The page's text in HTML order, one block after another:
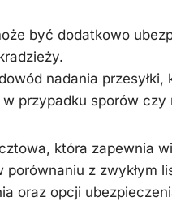
być dodatkowo
nadania przesyłki,
przypadku sporów czy
która zapewnia
z zwykłym
oraz opcji